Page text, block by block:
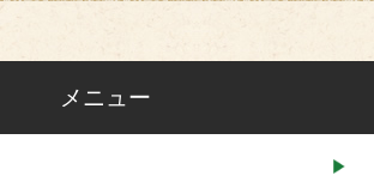
メニュー